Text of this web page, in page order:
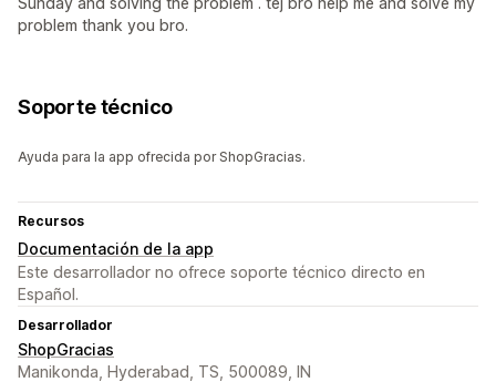
problem thank you bro.
Soporte técnico
Ayuda para la app ofrecida por ShopGracias.
Recursos
Documentación de la app
Este desarrollador no ofrece soporte técnico directo en
Español.
Desarrollador
ShopGracias
Manikonda, Hyderabad, TS, 500089, IN